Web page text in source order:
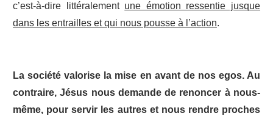
c’est-à-dire littéralement une émotion ressentie jusque
dans les entrailles et qui nous pousse à l’action.
La société valorise la mise en avant de nos egos. Au
contraire, Jésus nous demande de renoncer à nous-
même, pour servir les autres et nous rendre proches